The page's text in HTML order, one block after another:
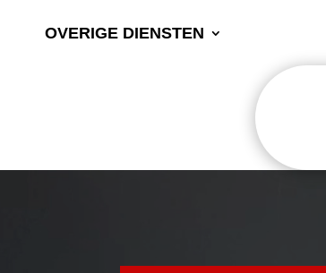
OVERIGE DIENSTEN